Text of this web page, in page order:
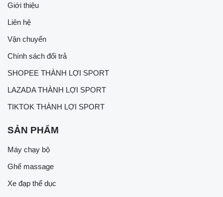
Giới thiệu
Liên hệ
Vận chuyển
Chính sách đổi trả
SHOPEE THÀNH LỢI SPORT
LAZADA THÀNH LỢI SPORT
TIKTOK THÀNH LỢI SPORT
SẢN PHẨM
Máy chạy bộ
Ghế massage
Xe đạp thể dục